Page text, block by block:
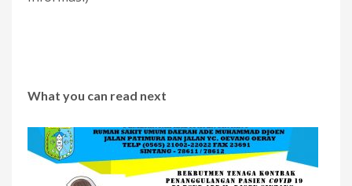
What you can read next